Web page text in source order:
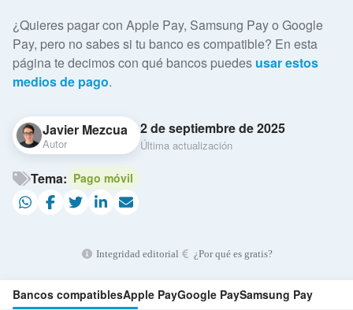
¿Quieres pagar con Apple Pay, Samsung Pay o Google
Pay, pero no sabes si tu banco es compatible? En esta
página te decimos con qué bancos puedes usar estos
medios de pago.
Javier Mezcua
Autor
2 de septiembre de 2025
Última actualización
Tema: Pago móvil
Integridad editorial ¿Por qué es gratis?
Bancos compatiblesApple PayGoogle PaySamsung Pay